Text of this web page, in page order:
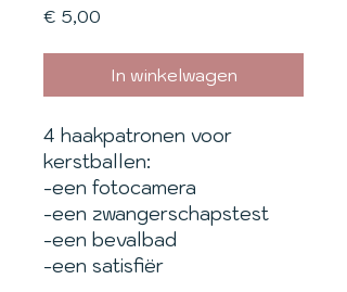
€ 5,00
In winkelwagen
4 haakpatronen voor
kerstballen:
-een fotocamera
-een zwangerschapstest
-een bevalbad
-een satisfiër